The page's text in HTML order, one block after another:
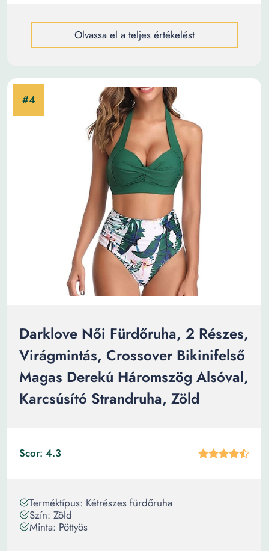
Olvassa el a teljes értékelést
Darklove Női Fürdőruha, 2 Részes,
Virágmintás, Crossover Bikinifelső
Magas Derekú Háromszög Alsóval,
Karcsúsító Strandruha, Zöld
Scor: 4.3
Terméktípus: Kétrészes fürdőruha
Szín: Zöld
Minta: Pöttyös